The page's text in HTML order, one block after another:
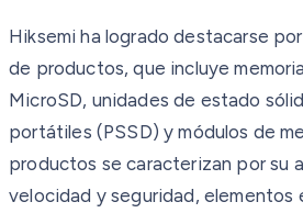
Hiksemi ha logrado destacarse
de productos, que incluye
MicroSD, unidades de estado
portátiles (PSSD) y módulos de
productos se caracterizan por su
velocidad y seguridad, elementos